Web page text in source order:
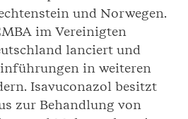
und Norwegen.
im Vereinigten
lanciert und
in weiteren
Isavuconazol besitzt
zur Behandlung von